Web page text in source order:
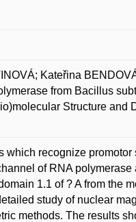
Kateřina
from Bacillus
Structure and
which recognize promotor
of RNA
1.1 of ? A from the
study of nuclear
methods. The results